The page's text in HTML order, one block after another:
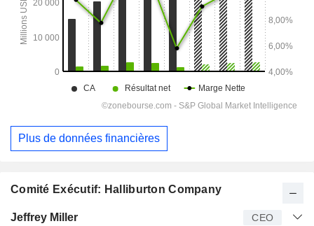
Comité Exécutif: Halliburton Company
Dirigeant Titre
Jeffrey Miller CEO
Plus de données financières